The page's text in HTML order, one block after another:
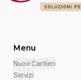
Menu
Nuovi Cantieri
Servizi